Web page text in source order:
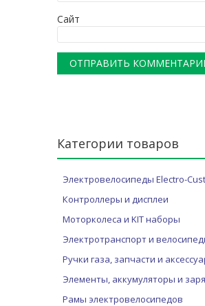
Сайт
Категории товаров
Электровелосипеды Electro-
Контроллеры и дисплеи
Моторколеса и KIT наборы
Электротранспорт и
Ручки газа, запчасти и
Элементы, аккумуляторы и
Рамы электровелосипедов